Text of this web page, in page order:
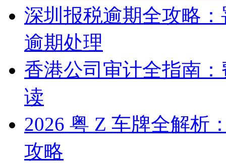
深圳报税逾期全攻略
逾期处理
香港公司审计全指南
读
2026 粤 Z 车牌全解析
攻略